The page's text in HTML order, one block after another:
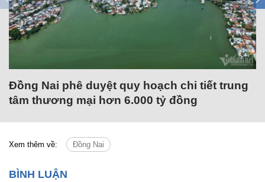
Đồng Nai phê duyệt quy hoạch chi tiết trung
tâm thương mại hơn 6.000 tỷ đồng
Xem thêm về: Đồng Nai